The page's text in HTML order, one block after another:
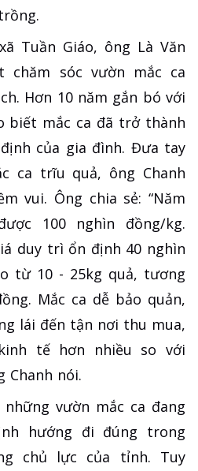
Tuần Giáo, ông Là Văn
chăm sóc vườn mắc ca
Hơn 10 năm gắn bó với
biết mắc ca đã trở thành
của gia đình. Đưa tay
ca trĩu quả, ông Chanh
vui. Ông chia sẻ: “Năm
100 nghìn đồng/kg.
duy trì ổn định 40 nghìn
từ 10 - 25kg quả, tương
Mắc ca dễ bảo quản,
lái đến tận nơi thu mua,
tế hơn nhiều so với
Chanh nói.
vườn mắc ca đang
hướng đi đúng trong
chủ lực của tỉnh. Tuy